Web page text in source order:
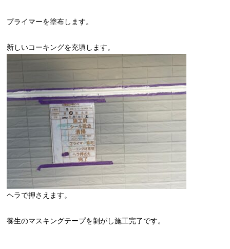
プライマーを塗布します。
新しいコーキングを充填します。
ヘラで押さえます。
養生のマスキングテープを剝がし施工完了です。